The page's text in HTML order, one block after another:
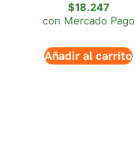
$18.247
con Mercado Pago
Añadir al carrito